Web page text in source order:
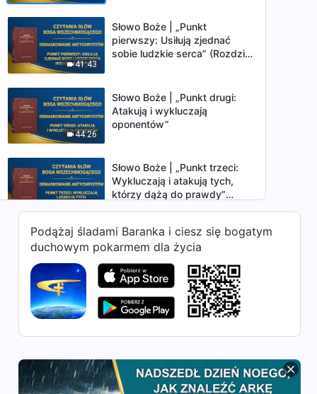
41:43
Słowo Boże | „Punkt
pierwszy: Usiłują zjednać
sobie ludzkie serca” (Rozdział
44:26
Słowo Boże | „Punkt drugi:
Atakują i wykluczają
oponentów”
Słowo Boże | „Punkt trzeci:
Wykluczają i atakują tych,
którzy dążą do prawdy”
49:22
Słowo Boże | „Punkt trzeci:
Wykluczają i atakują tych,
którzy dążą do prawdy”
(Rozdział drugi)
Słowo Boże | „Punkt czwarty:
Wywyższają siebie i
świadczą o sobie samych”
Słowo Boże | „Punkt czwarty:
Podążaj śladami Baranka i ciesz się bogatym
duchowym pokarmem dla życia